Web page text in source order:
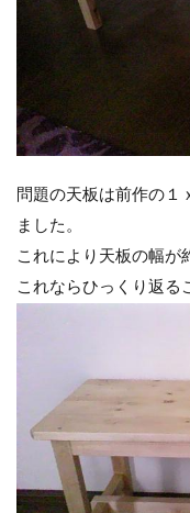
問題の天板は前作の１
ました。
これにより天板の幅が
これならひっくり返る